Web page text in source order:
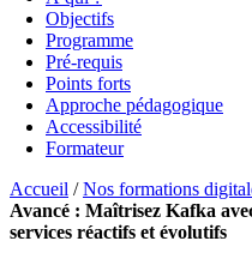
Objectifs
Programme
Pré-requis
Points forts
Approche pédagogique
Accessibilité
Formateur
Accueil /Nos formations
Avancé : Maîtrisez Kafka
services réactifs et évolutifs